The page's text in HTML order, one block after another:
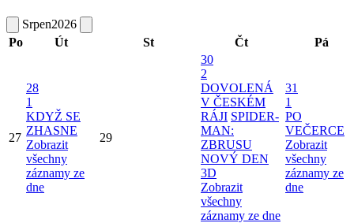
Srpen2026
Po
Út St Čt Pá
27
28
1
KDYŽ SE
ZHASNE
Zobrazit
všechny
záznamy ze
dne
29
30
2
DOVOLENÁ
V ČESKÉM
RÁJI SPIDER-
MAN:
ZBRUSU
NOVÝ DEN
3D
Zobrazit
všechny
záznamy ze dne
31
1
PO
VEČERCE
Zobrazit
všechny
záznamy ze
dne